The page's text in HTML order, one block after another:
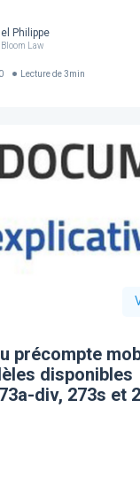
Philippe
Law
Lecture de 3min
précompte
disponibles
div, 273s et